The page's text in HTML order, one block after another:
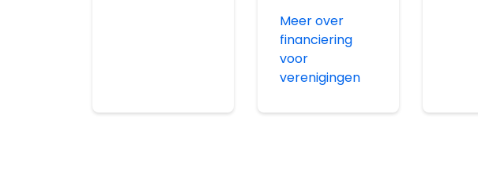
Meer over
financiering
voor
verenigingen